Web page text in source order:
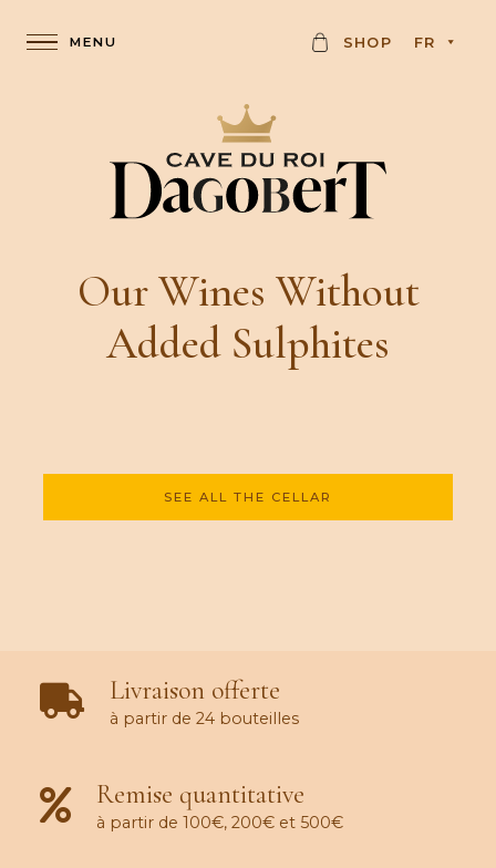
C SHOP FR
Our Wines Without
Added Sulphites
SEE ALL THE CELLAR
Livraison offerte
à partir de 24 bouteilles
Remise quantitative
à partir de 100€, 200€ et 500€